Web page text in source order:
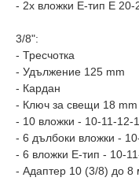
- 2x вложки Е-тип E 20-
3/8":
- Тресчотка
- Удължение 125 mm
- Кардан
- Ключ за свещи 18 mm
- 10 вложки - 10-11-
- 6 дълбоки вложки -
- 6 вложки Е-тип - 10-
- Адаптер 10 (3/8) до 8